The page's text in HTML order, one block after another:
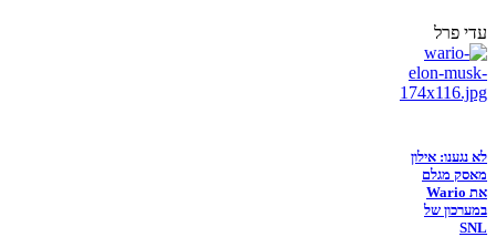
עדי פרל
לא נגענו: אילון
מאסק מגלם
את Wario
במערכון של
SNL